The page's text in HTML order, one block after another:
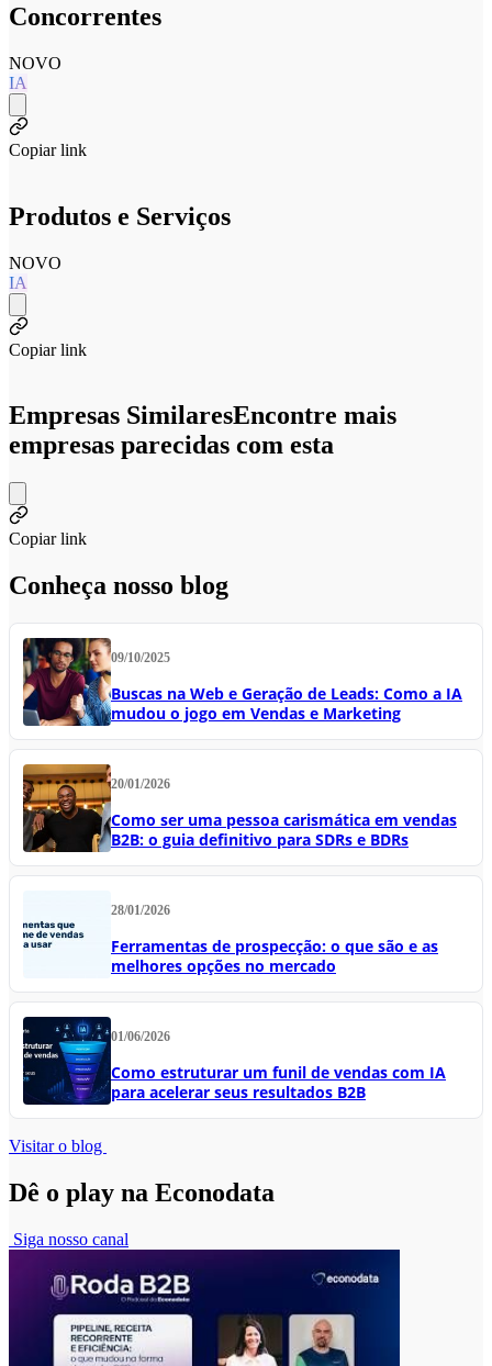
Concorrentes
NOVO
IA
Copiar link
Produtos e Serviços
NOVO
IA
Copiar link
Empresas SimilaresEncontre mais
empresas parecidas com esta
Copiar link
Conheça nosso blog
09/10/2025
Buscas na Web e Geração de Leads: Como a IA
mudou o jogo em Vendas e Marketing
20/01/2026
Como ser uma pessoa carismática em vendas
B2B: o guia definitivo para SDRs e BDRs
28/01/2026
Ferramentas de prospecção: o que são e as
melhores opções no mercado
01/06/2026
Como estruturar um funil de vendas com IA
para acelerar seus resultados B2B
Visitar o blog
Dê o play na Econodata
Siga nosso canal